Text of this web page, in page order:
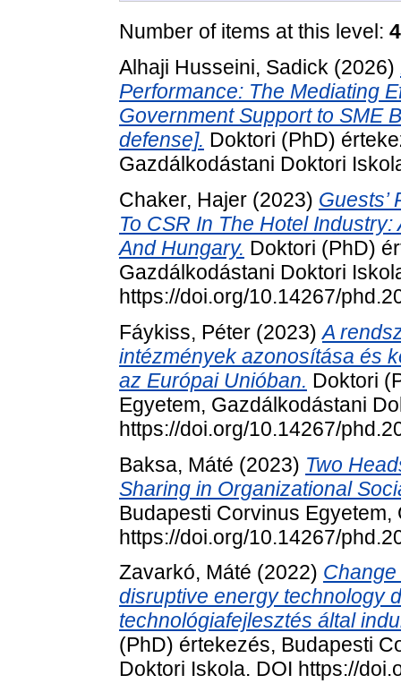
Number of items at this level:
Alhaji Husseini, Sadick (2026)
Performance: The Mediating
Government Support to SME
defense]. Doktori (PhD)
Gazdálkodástani Doktori
Chaker, Hajer (2023) Guests’
To CSR In The Hotel
And Hungary. Doktori (PhD)
Gazdálkodástani Doktori
https://doi.org/10.14267/
Fáykiss, Péter (2023)A
intézmények azonosítása és
az Európai Unióban. Doktori
Egyetem, Gazdálkodástani
https://doi.org/10.14267/
Baksa, Máté (2023) Two
Sharing in Organizational
Budapesti Corvinus
https://doi.org/10.14267/
Zavarkó, Máté (2022)
disruptive energy technology
technológiafejlesztés által
(PhD) értekezés, Budapesti
Doktori Iskola. DOI https://